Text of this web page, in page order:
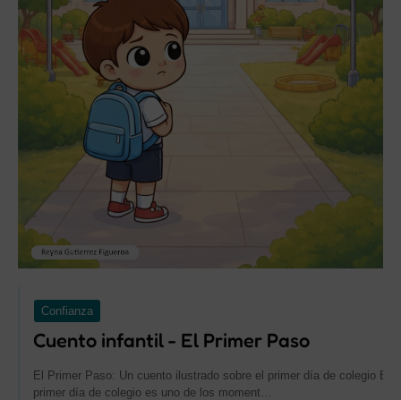
Confianza
Cuento infantil - El Primer Paso
El Primer Paso: Un cuento ilustrado sobre el primer día de colegio El
primer día de colegio es uno de los moment…